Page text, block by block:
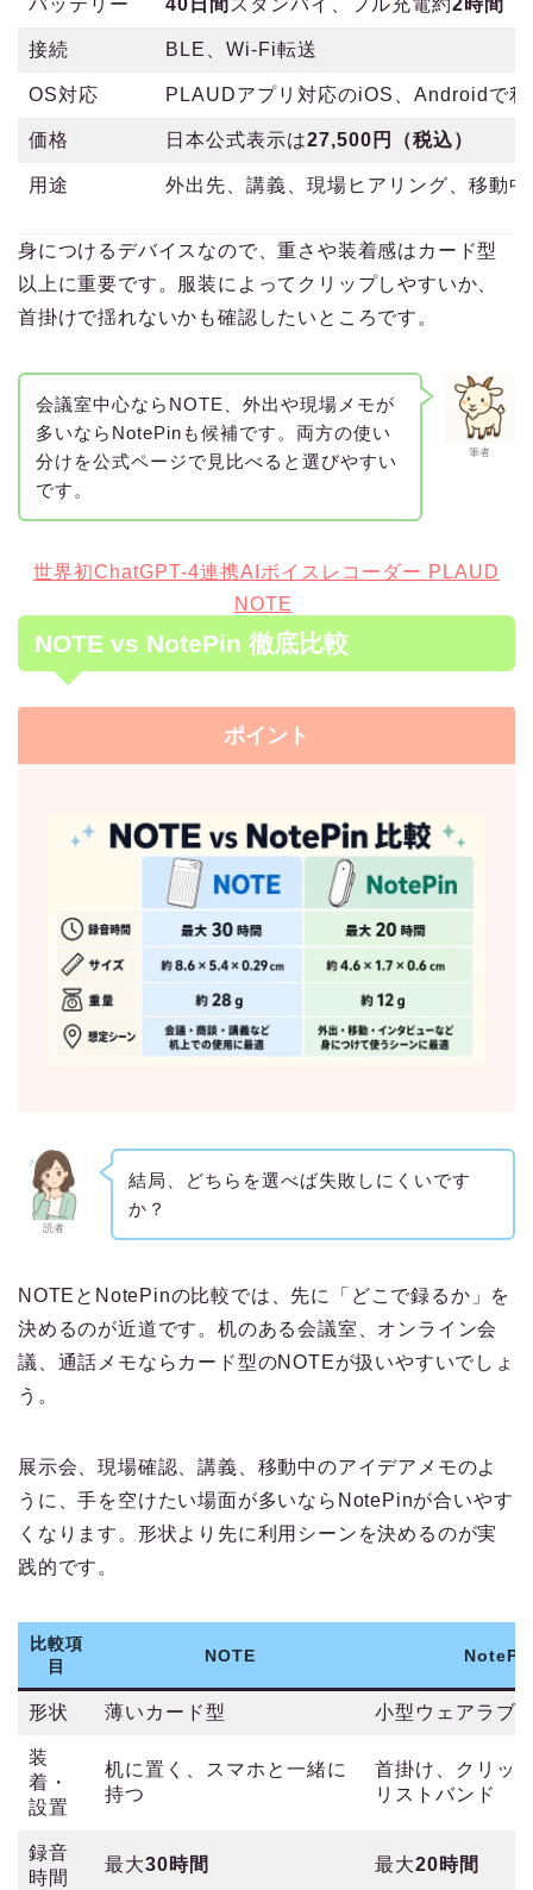
接続 BLE、Wi-Fi転送
OS対応 PLAUDアプリ対応のiOS、Androidで利
価格 日本公式表示は27,500円（税込）
用途 外出先、講義、現場ヒアリング、移動
身につけるデバイスなので、重さや装着感はカード型
以上に重要です。服装によってクリップしやすいか、
首掛けで揺れないかも確認したいところです。
筆者
会議室中心ならNOTE、外出や現場メモが
多いならNotePinも候補です。両方の使い
分けを公式ページで見比べると選びやすい
です。
世界初ChatGPT-4連携AIボイスレコーダー PLAUD
NOTE
NOTE vs NotePin 徹底比較
ポイント
読者
結局、どちらを選べば失敗しにくいです
か？
NOTEとNotePinの比較では、先に「どこで録るか」を
決めるのが近道です。机のある会議室、オンライン会
議、通話メモならカード型のNOTEが扱いやすいでしょ
う。
展示会、現場確認、講義、移動中のアイデアメモのよ
うに、手を空けたい場面が多いならNotePinが合いやす
くなります。形状より先に利用シーンを決めるのが実
践的です。
比較項
目
NOTE
形状 薄いカード型 小型ウェアラブ
装
着・
設置
机に置く、スマホと一緒に
持つ
首掛け、クリッ
リストバンド
録音
時間
最大30時間 最大20時間